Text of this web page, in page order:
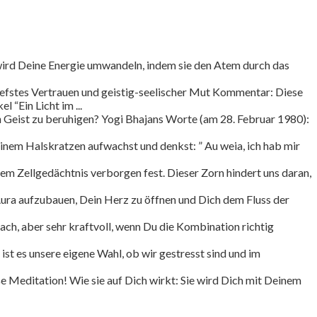
Deine Energie umwandeln, indem sie den Atem durch das
Vertrauen und geistig-seelischer Mut Kommentar: Diese
“Ein Licht im ...
zu beruhigen? Yogi Bhajans Worte (am 28. Februar 1980):
Halskratzen aufwachst und denkst: ” Au weia, ich hab mir
Zellgedächtnis verborgen fest. Dieser Zorn hindert uns daran,
aufzubauen, Dein Herz zu öffnen und Dich dem Fluss der
aber sehr kraftvoll, wenn Du die Kombination richtig
es unsere eigene Wahl, ob wir gestresst sind und im
Meditation! Wie sie auf Dich wirkt: Sie wird Dich mit Deinem